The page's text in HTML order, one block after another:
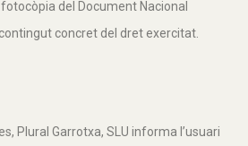
del Document Nacional
concret del dret exercitat.
Plural Garrotxa, SLU informa l’usuari